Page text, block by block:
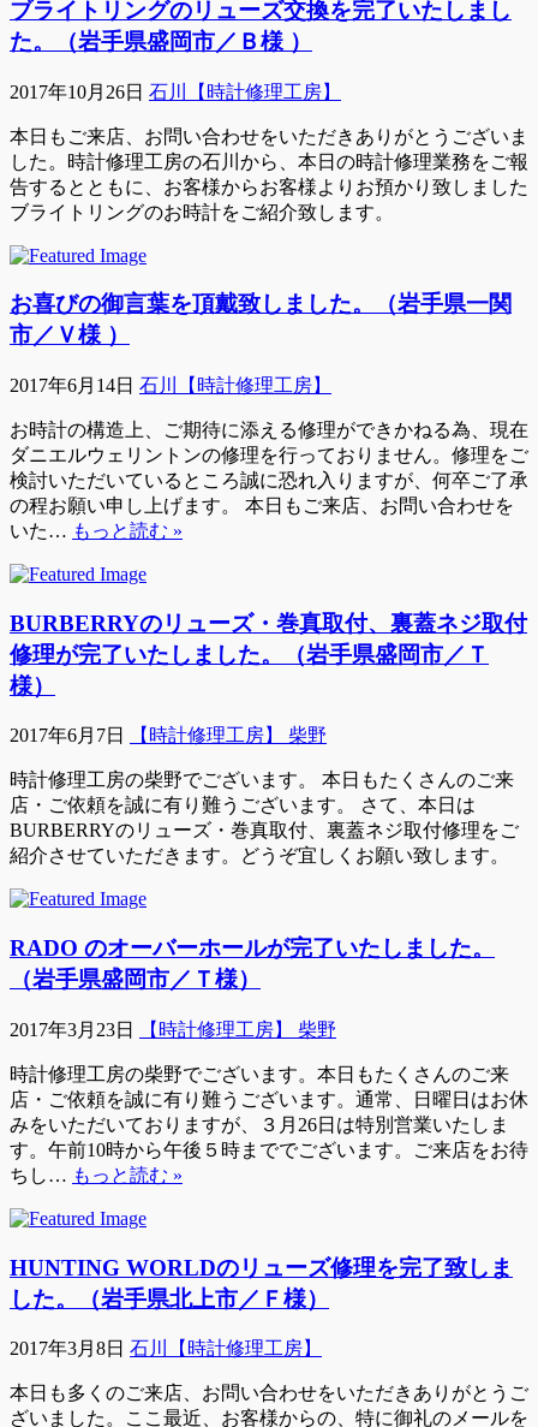
ブライトリングのリューズ交換を完了いたしまし
た。（岩手県盛岡市／Ｂ様 ）
2017年10月26日 石川【時計修理工房】
本日もご来店、お問い合わせをいただきありがとうございま
した。時計修理工房の石川から、本日の時計修理業務をご報
告するとともに、お客様からお客様よりお預かり致しました
ブライトリングのお時計をご紹介致します。
お喜びの御言葉を頂戴致しました。（岩手県一関
市／Ｖ様 ）
2017年6月14日 石川【時計修理工房】
お時計の構造上、ご期待に添える修理ができかねる為、現在
ダニエルウェリントンの修理を行っておりません。修理をご
検討いただいているところ誠に恐れ入りますが、何卒ご了承
の程お願い申し上げます。 本日もご来店、お問い合わせを
いた… もっと読む »
BURBERRYのリューズ・巻真取付、裏蓋ネジ取付
修理が完了いたしました。（岩手県盛岡市／Ｔ
様）
2017年6月7日 【時計修理工房】 柴野
時計修理工房の柴野でございます。 本日もたくさんのご来
店・ご依頼を誠に有り難うございます。 さて、本日は
BURBERRYのリューズ・巻真取付、裏蓋ネジ取付修理をご
紹介させていただきます。どうぞ宜しくお願い致します。
RADO のオーバーホールが完了いたしました。
（岩手県盛岡市／Ｔ様）
2017年3月23日 【時計修理工房】 柴野
時計修理工房の柴野でございます。本日もたくさんのご来
店・ご依頼を誠に有り難うございます。通常、日曜日はお休
みをいただいておりますが、３月26日は特別営業いたしま
す。午前10時から午後５時まででございます。ご来店をお待
ちし… もっと読む »
HUNTING WORLDのリューズ修理を完了致しま
した。（岩手県北上市／Ｆ様）
2017年3月8日 石川【時計修理工房】
本日も多くのご来店、お問い合わせをいただきありがとうご
ざいました。ここ最近、お客様からの、特に御礼のメールを